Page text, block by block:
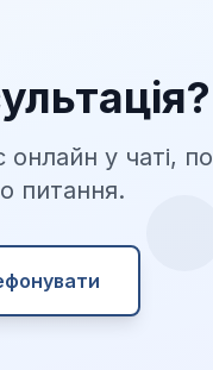
у чаті, по
питання.